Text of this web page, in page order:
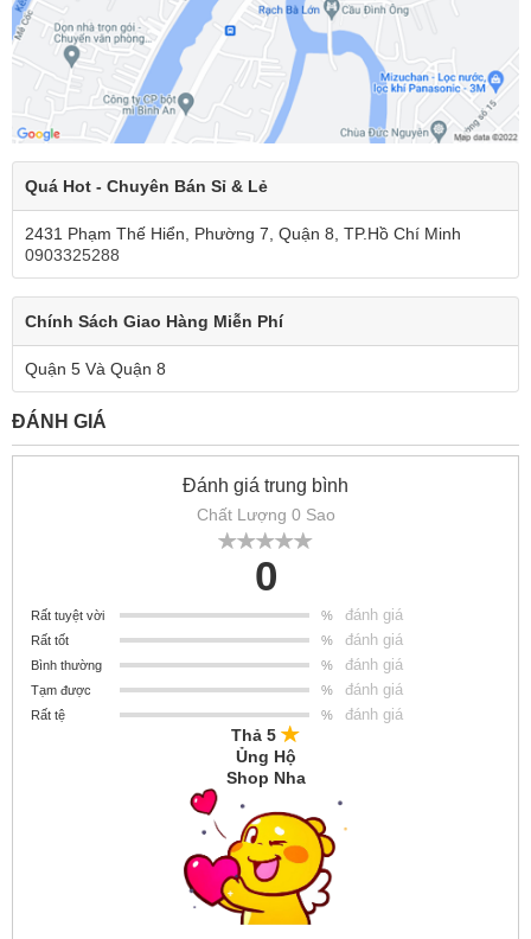
Quá Hot - Chuyên Bán Sỉ & Lẻ
2431 Phạm Thế Hiển, Phường 7, Quận 8, TP.Hồ Chí Minh
0903325288
Chính Sách Giao Hàng Miễn Phí
Quận 5 Và Quận 8
ĐÁNH GIÁ
Đánh giá trung bình
Chất Lượng 0 Sao
0
Rất tuyệt vời % đánh giá
Rất tốt % đánh giá
Bình thường % đánh giá
Tạm được % đánh giá
Rất tệ % đánh giá
Thả 5
Ủng Hộ
Shop Nha